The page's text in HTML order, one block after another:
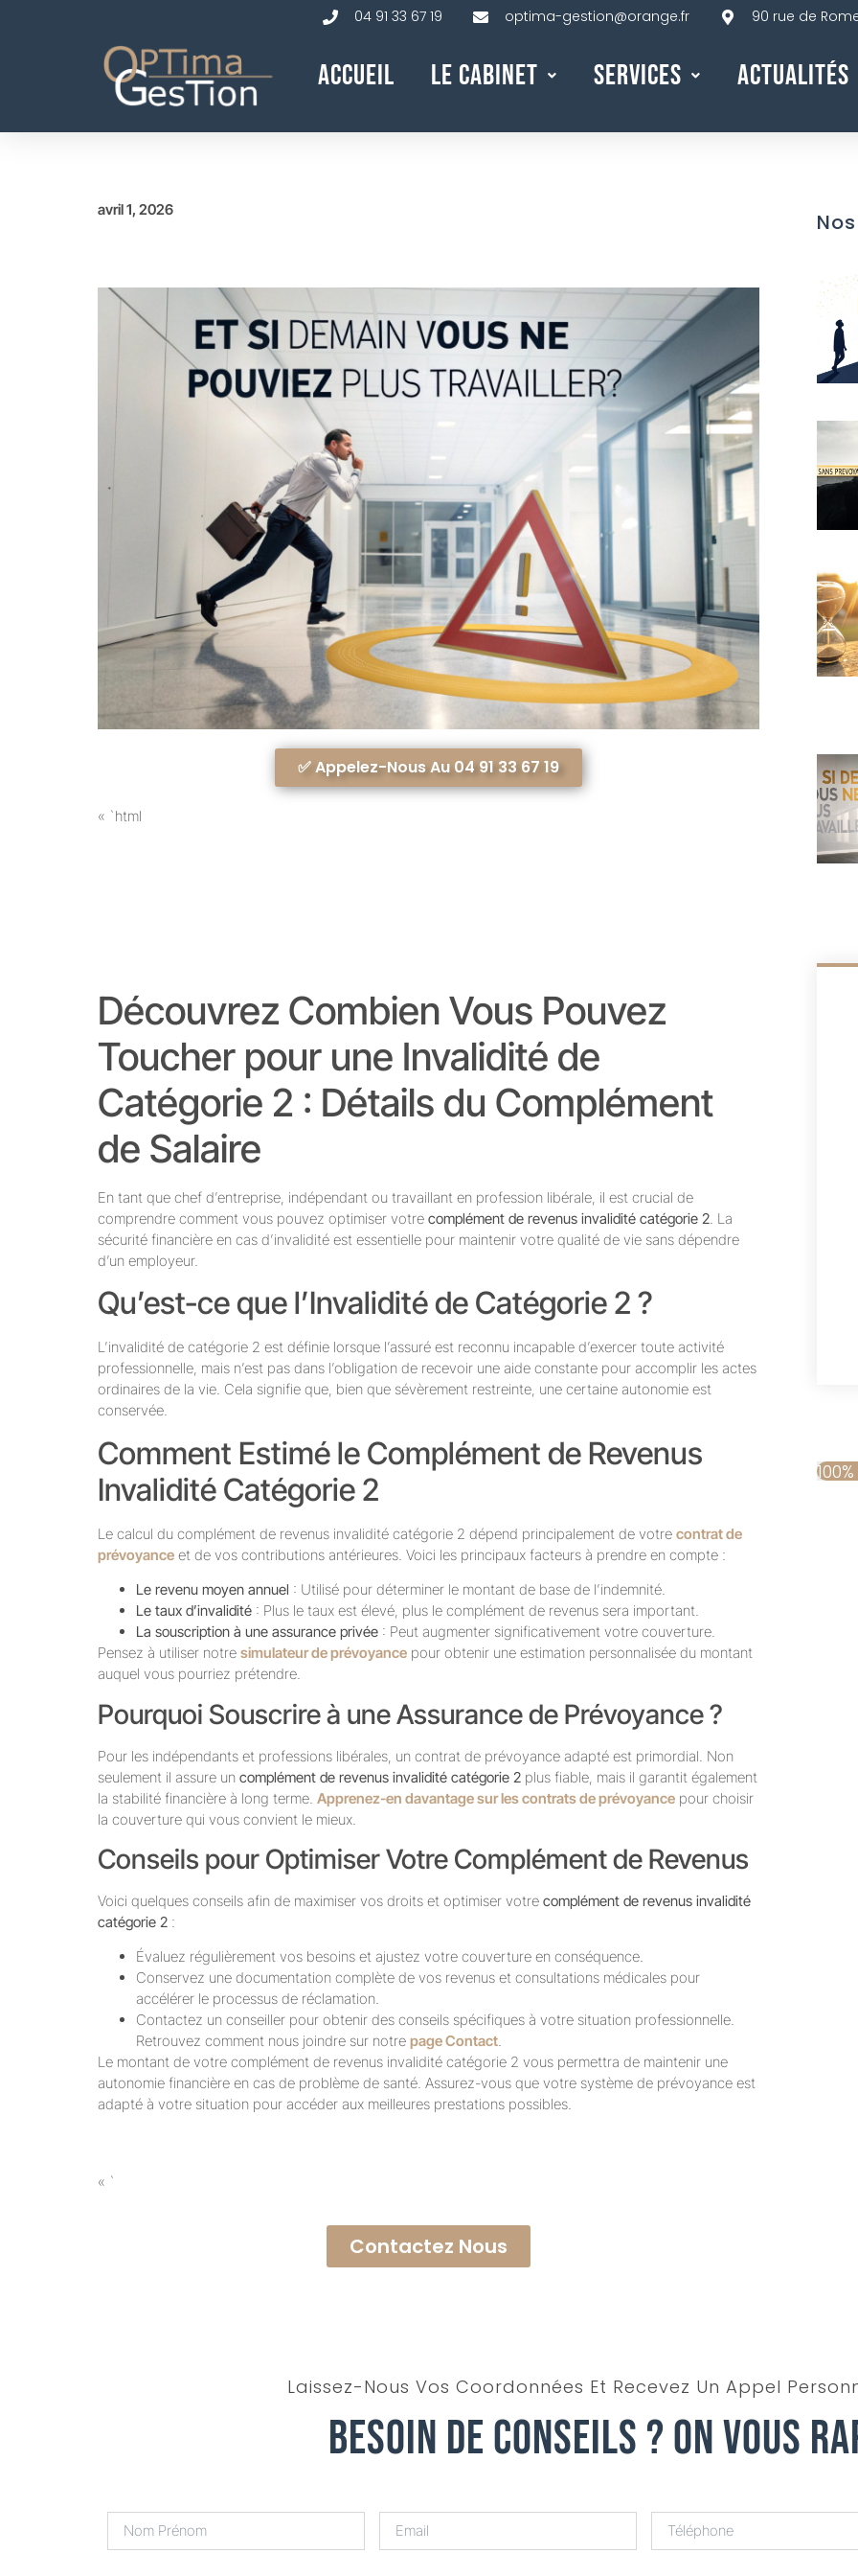
04 91 33 67 19 optima-gestion@orange.fr 90 rue de
Accueil Le Cabinet Services Actualités
avril 1, 2026
✅ Appelez-Nous Au 04 91 33 67 19
« `html
Découvrez Combien Vous Pouvez
Toucher pour une Invalidité de
Catégorie 2 : Détails du Complément
de Salaire
En tant que chef d’entreprise, indépendant ou travaillant en profession libérale, il est crucial de
comprendre comment vous pouvez optimiser votre complément de revenus invalidité catégorie 2. La
sécurité financière en cas d’invalidité est essentielle pour maintenir votre qualité de vie sans dépendre
d’un employeur.
Qu’est-ce que l’Invalidité de Catégorie 2 ?
L’invalidité de catégorie 2 est définie lorsque l’assuré est reconnu incapable d’exercer toute activité
professionnelle, mais n’est pas dans l’obligation de recevoir une aide constante pour accomplir les actes
ordinaires de la vie. Cela signifie que, bien que sévèrement restreinte, une certaine autonomie est
conservée.
Comment Estimé le Complément de Revenus
Invalidité Catégorie 2
Le calcul du complément de revenus invalidité catégorie 2 dépend principalement de votre contrat de
prévoyance et de vos contributions antérieures. Voici les principaux facteurs à prendre en compte :
Le revenu moyen annuel : Utilisé pour déterminer le montant de base de l’indemnité.
Le taux d’invalidité : Plus le taux est élevé, plus le complément de revenus sera important.
La souscription à une assurance privée : Peut augmenter significativement votre couverture.
Pensez à utiliser notre simulateur de prévoyance pour obtenir une estimation personnalisée du montant
auquel vous pourriez prétendre.
Pourquoi Souscrire à une Assurance de Prévoyance ?
Pour les indépendants et professions libérales, un contrat de prévoyance adapté est primordial. Non
seulement il assure un complément de revenus invalidité catégorie 2 plus fiable, mais il garantit également
la stabilité financière à long terme. Apprenez-en davantage sur les contrats de prévoyance pour choisir
la couverture qui vous convient le mieux.
Conseils pour Optimiser Votre Complément de Revenus
Voici quelques conseils afin de maximiser vos droits et optimiser votre complément de revenus invalidité
catégorie 2 :
Évaluez régulièrement vos besoins et ajustez votre couverture en conséquence.
Conservez une documentation complète de vos revenus et consultations médicales pour
accélérer le processus de réclamation.
Contactez un conseiller pour obtenir des conseils spécifiques à votre situation professionnelle.
Retrouvez comment nous joindre sur notre page Contact.
Le montant de votre complément de revenus invalidité catégorie 2 vous permettra de maintenir une
autonomie financière en cas de problème de santé. Assurez-vous que votre système de prévoyance est
adapté à votre situation pour accéder aux meilleures prestations possibles.
« `
Contactez Nous
100%
Laissez-Nous Vos Coordonnées Et Recevez Un Appel
Besoin De Conseils ? On Vous